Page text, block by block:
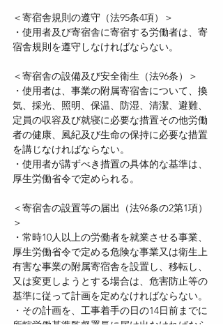
＜寄宿舎規則の遵守（法95条4項）＞
・使用者及び寄宿舎に寄宿する労働者は、寄
宿舎規則を遵守しなければならない。
＜寄宿舎の設備及び安全衛生（法96条）＞
・使用者は、事業の附属寄宿舎について、換
気、採光、照明、保温、防湿、清潔、避難、
定員の収容及び就寝に必要な措置その他労働
者の健康、風紀及び生命の保持に必要な措置
を講じなければならない。
・使用者が講ずべき措置の具体的な基準は、
厚生労働省令で定められる。
＜寄宿舎の設置等の届出（法96条の2第1項）
＞
・常時10人以上の労働者を就業させる事業、
厚生労働省令で定める危険な事業又は衛生上
有害な事業の附属寄宿舎を設置し、移転し、
又は変更しようとする場合は、危害防止等の
基準に従って計画を定めなければならない。
・その計画を、工事着手の日の14日前までに
所轄労働基準監督署長に届け出なければなら